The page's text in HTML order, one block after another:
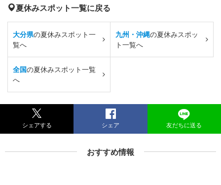
夏休みスポット一覧に戻る
大分県の夏休みスポット一
覧へ
九州・沖縄の夏休みスポッ
ト一覧へ
全国の夏休みスポット一覧
へ
シェアする シェア 友だちに送る
おすすめ情報